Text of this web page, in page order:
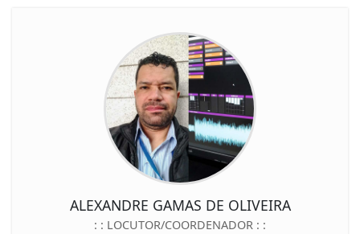
ALEXANDRE GAMAS DE OLIVEIRA
: : LOCUTOR/COORDENADOR : :